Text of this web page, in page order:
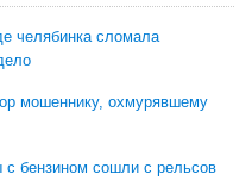
челябинка сломала
мошеннику, охмурявшему
с бензином сошли с рельсов